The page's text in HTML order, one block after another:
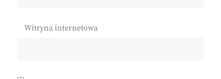
Witryna internetowa